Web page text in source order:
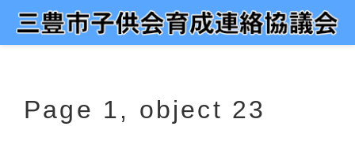
Page 1, object 23